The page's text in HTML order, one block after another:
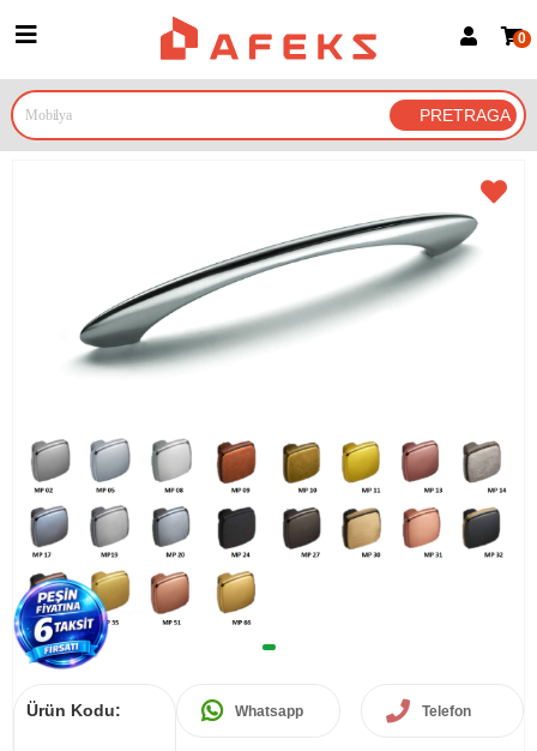
Prijava za članove
Prijavite se Google nalogom
0
Ürün Kodu: Whatsapp Telefon